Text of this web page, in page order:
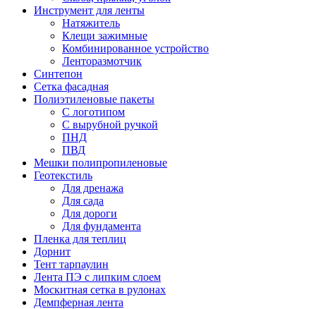
Инструмент для ленты
Натяжитель
Клещи зажимные
Комбинированное устройство
Ленторазмотчик
Синтепон
Сетка фасадная
Полиэтиленовые пакеты
С логотипом
С вырубной ручкой
ПНД
ПВД
Мешки полипропиленовые
Геотекстиль
Для дренажа
Для сада
Для дороги
Для фундамента
Пленка для теплиц
Дорнит
Тент тарпаулин
Лента ПЭ с липким слоем
Москитная сетка в рулонах
Демпферная лента